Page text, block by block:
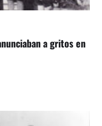
a gritos en